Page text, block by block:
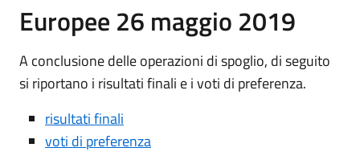
Europee 26 maggio 2019
A conclusione delle operazioni di spoglio, di seguito
si riportano i risultati finali e i voti di preferenza.
risultati finali
voti di preferenza